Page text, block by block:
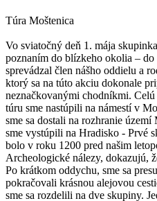
Túra Moštenica
Vo sviatočný deň 1. mája
poznaním do blízkeho okolia – do
sprevádzal člen nášho oddielu a
ktorý sa na túto akciu dokonale
neznačkovanými chodníkmi. Celú
túru sme nastúpili na námestí v
sme sa dostali na rozhranie
sme vystúpili na Hradisko - Prvé
bolo v roku 1200 pred našim
Archeologické nálezy, dokazujú,
Po krátkom oddychu, sme sa
pokračovali krásnou alejovou
sme sa rozdelili na dve skupiny.